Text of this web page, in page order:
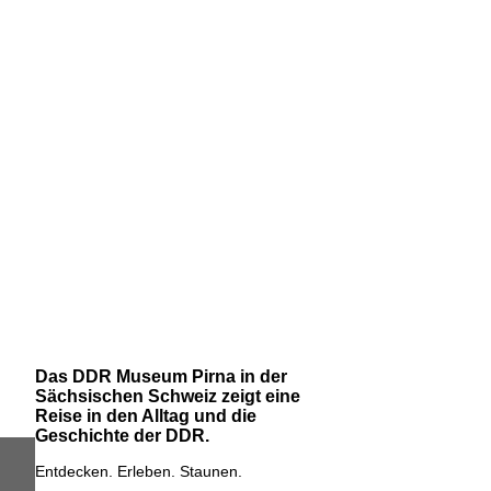
Das DDR Museum Pirna in der
Sächsischen Schweiz zeigt eine
Reise in den Alltag und die
Geschichte der DDR.
Entdecken. Erleben. Staunen.